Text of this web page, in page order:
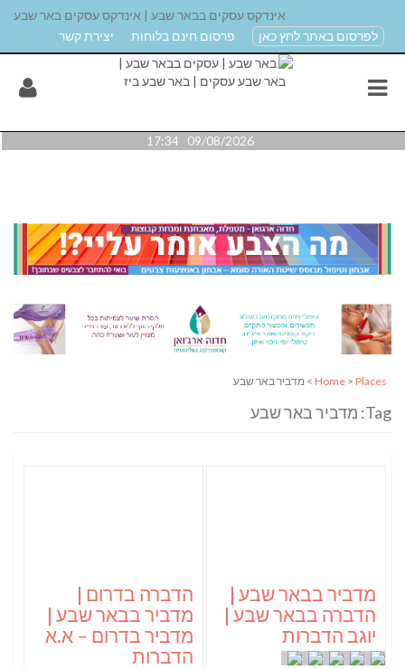
אינדקס עסקים בבאר שבע | אינדקס עסקים באר שבע
לפרסום באתר לחץ כאן
פרסום חינם בלוחות יצירת קשר
09/08/2026 17:34
Home > Places > מדביר באר שבע
Tag: מדביר באר שבע
מדביר בבאר שבע |
הדברה בבאר שבע |
יוגב הדברות
הדברה בדרום |
מדביר בבאר שבע |
מדביר בדרום – א.א
הדברות